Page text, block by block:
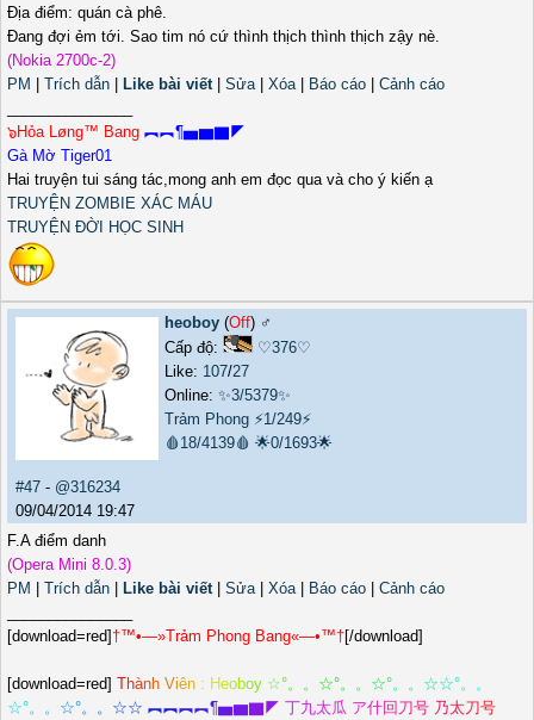
Địa điểm: quán cà phê.
Đang đợi ẻm tới. Sao tim nó cứ thình thịch thình thịch zậy nè.
(Nokia 2700c-2)
PM
Trích dẫn Like bài viết| Sửa| Xóa| Báo cáo
Cảnh cáo
๖Hỏa Løng™ Bang ︻︻¶▅▆▇◤
Gà Mờ Tiger01
Hai truyện tui sáng tác,mong anh em đọc qua và cho ý kiến ạ
TRUYỆN ZOMBIE XÁC MÁU
TRUYỆN ĐỜI HỌC SINH
heoboy (Off) ♂️
Cấp độ:
♡376♡
Like: 107/27
Online: ✨3/5379✨
Trảm Phong ⚡1/249⚡
🩸18/4139🩸 🌟0/1693🌟
#47 - @316234
09/04/2014 19:47
F.A điểm danh
(Opera Mini 8.0.3)
PM
Trích dẫn Like bài viết| Sửa| Xóa| Báo cáo
Cảnh cáo
[download=red]†™•—»Trảm Phong Bang«—•™†[/download]
[download=red] Thành Viên : Heoboy ☆°。 。 ☆°。 。 ☆°。 。 ☆☆°。 。
☆°。 。 ☆°。 。 ☆☆ ︻︻︻︻¶▅▆▇◤ 丁九太瓜 ア什回 刀号 乃太刀号